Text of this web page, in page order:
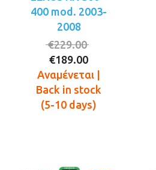
400 mod. 2003-
2008
€229.00
was:
€229.00.
€189.00
τρέχουσα
τιμή
είναι:
Αναμένεται |
Back in stock
(5-10 days)